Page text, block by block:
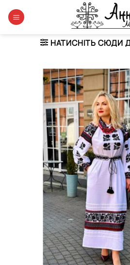
НАТИСНІТЬ СЮДИ